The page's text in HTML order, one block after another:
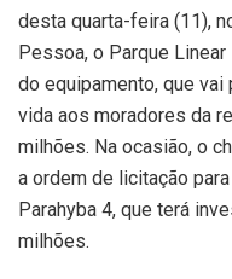
desta quarta-feira (11),
Pessoa, o Parque
do equipamento, que
vida aos moradores da
milhões. Na ocasião, o
a ordem de licitação
Parahyba 4, que terá
milhões.